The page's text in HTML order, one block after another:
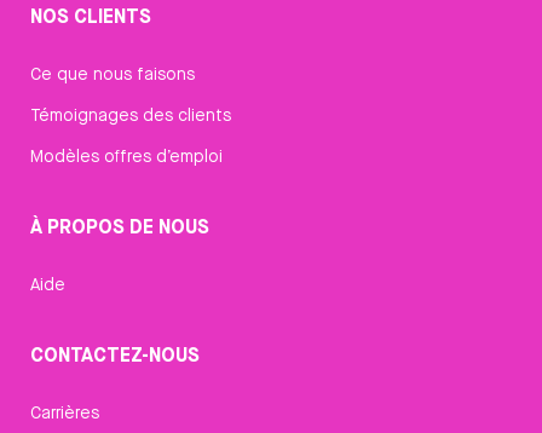
NOS CLIENTS
Ce que nous faisons
Témoignages des clients
Modèles offres d’emploi
À PROPOS DE NOUS
Aide
CONTACTEZ-NOUS
Carrières